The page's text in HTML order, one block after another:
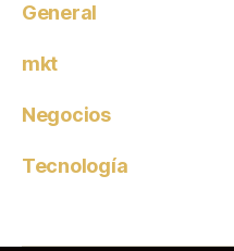
General
mkt
Negocios
Tecnología